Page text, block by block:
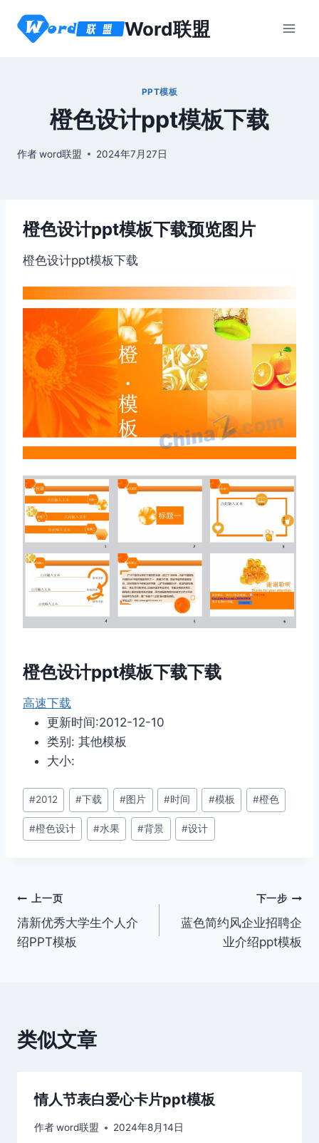
Word联盟
PPT模板
橙色设计ppt模板下载
作者word联盟 2024年7月27日
橙色设计ppt模板下载预览图片
橙色设计ppt模板下载
橙色设计ppt模板下载下载
高速下载
更新时间:2012-12-10
类别: 其他模板
大小:
文
章
标
#2012 #下载 #图片 #时间 #模板 #橙色
#橙色设计 #水果 #背景 #设计
文
章
上一页
清新优秀大学生个人介
绍PPT模板
下一步
蓝色简约风企业招聘企
业介绍ppt模板
类似文章
情人节表白爱心卡片ppt模板
作者word联盟 2024年8月14日